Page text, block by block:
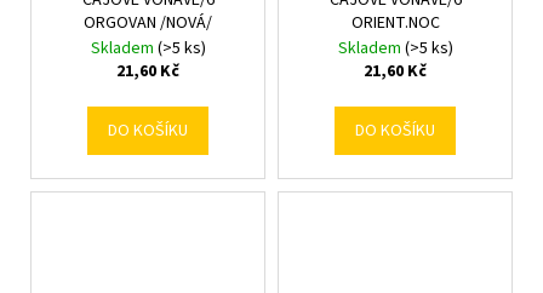
ORGOVAN /NOVÁ/
Skladem (>5 ks)
21,60 Kč
DO KOŠÍKU
ORIENT.NOC
Skladem (>5 ks)
21,60 Kč
DO KOŠÍKU